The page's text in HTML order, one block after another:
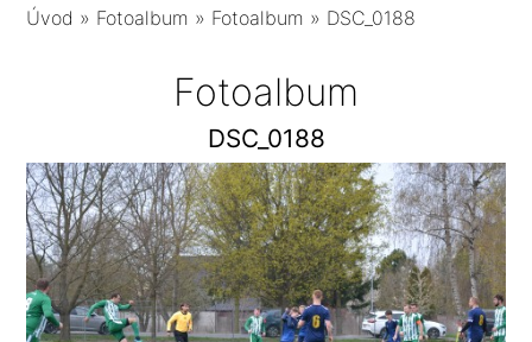
Úvod » Fotoalbum » Fotoalbum » DSC_0188
Fotoalbum
DSC_0188